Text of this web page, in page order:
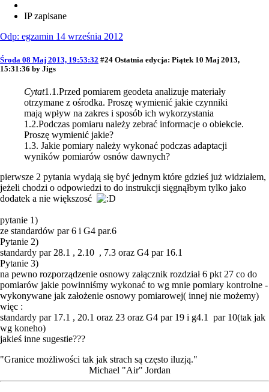
IP zapisane
Odp: egzamin 14 września 2012
Środa 08 Maj 2013, 19:53:32 #24 Ostatnia edycja: Piątek 10 Maj 2013,
15:31:36 by Jigs
Cytat1.1.Przed pomiarem geodeta analizuje materiały
otrzymane z ośrodka. Proszę wymienić jakie czynniki
mają wpływ na zakres i sposób ich wykorzystania
1.2.Podczas pomiaru należy zebrać informacje o obiekcie.
Proszę wymienić jakie?
1.3. Jakie pomiary należy wykonać podczas adaptacji
wyników pomiarów osnów dawnych?
pierwsze 2 pytania wydają się być jednym które gdzieś już widziałem,
jeżeli chodzi o odpowiedzi to do instrukcji sięgnąłbym tylko jako
dodatek a nie większosć
pytanie 1)
ze standardów par 6 i G4 par.6
Pytanie 2)
standardy par 28.1 , 2.10 , 7.3 oraz G4 par 16.1
Pytanie 3)
na pewno rozporządzenie osnowy załącznik rozdział 6 pkt 27 co do
pomiarów jakie powinniśmy wykonać to wg mnie pomiary kontrolne -
wykonywane jak założenie osnowy pomiarowej( innej nie możemy)
więc :
standardy par 17.1 , 20.1 oraz 23 oraz G4 par 19 i g4.1 par 10(tak jak
wg koneho)
jakieś inne sugestie???
"Granice możliwości tak jak strach są często iluzją."
Michael "Air" Jordan